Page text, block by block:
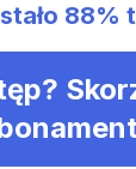
88%